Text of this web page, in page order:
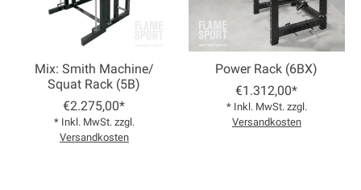
Mix: Smith Machine/
Squat Rack (5B)
€2.275,00*
* Inkl. MwSt. zzgl.
Versandkosten
Power Rack (6BX)
€1.312,00*
* Inkl. MwSt. zzgl.
Versandkosten